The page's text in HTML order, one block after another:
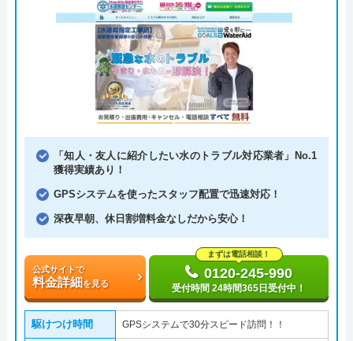
「知人・友人に紹介したい水のトラブル対応業者」No.1
獲得実績あり！
GPSシステムを使ったスタッフ配置で迅速対応！
深夜早朝、休日割増料金なしだから安心！
公式サイトで
料金詳細を見る
まずは電話相談！
0120-245-990
受付時間 24時間365日受付中！
駆けつけ時間 GPSシステムで30分スピード訪問！！